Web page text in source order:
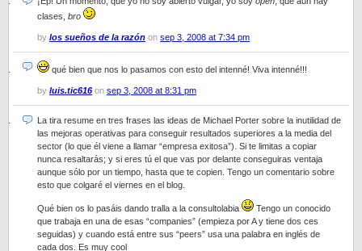
clases, bro
by los sueños de la razón on sep 3, 2008 at 7:34 pm
qué bien que nos lo pasamos con esto del intenné! Viva intenné!!!
by luis.tic616 on sep 3, 2008 at 8:31 pm
La tira resume en tres frases las ideas de Michael Porter sobre la inutilidad de
las mejoras operativas para conseguir resultados superiores a la media del
sector (lo que él viene a llamar “empresa exitosa”). Si te limitas a copiar
nunca resaltarás; y si eres tú el que vas por delante conseguiras ventaja
aunque sólo por un tiempo, hasta que te copien. Tengo un comentario sobre
esto que colgaré el viernes en el blog.
Qué bien os lo pasáis dando tralla a la consultolabia
Tengo un conocido
que trabaja en una de esas “companies” (empieza por A y tiene dos ces
seguidas) y cuando está entre sus “peers” usa una palabra en inglés de
cada dos. Es muy cool